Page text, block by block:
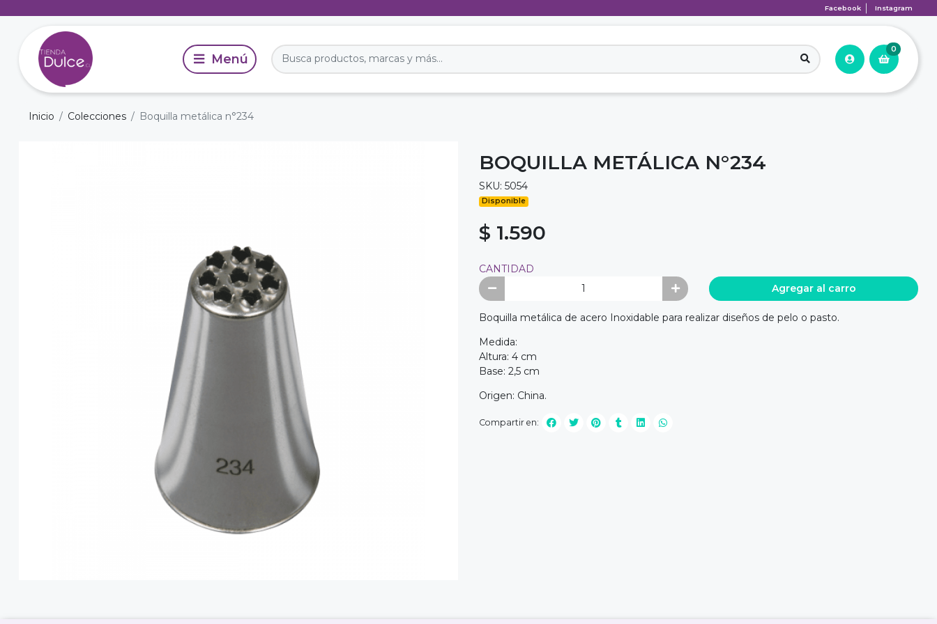
Facebook Instagram
0
Inicio Colecciones Boquilla metálica n°234
BOQUILLA METÁLICA N°234
SKU: 5054
Disponible
$ 1.590
CANTIDAD
Agregar al carro
Boquilla metálica de acero Inoxidable para realizar diseños de pelo o pasto.
Medida:
Altura: 4 cm
Base: 2,5 cm
Origen: China.
Compartir en: